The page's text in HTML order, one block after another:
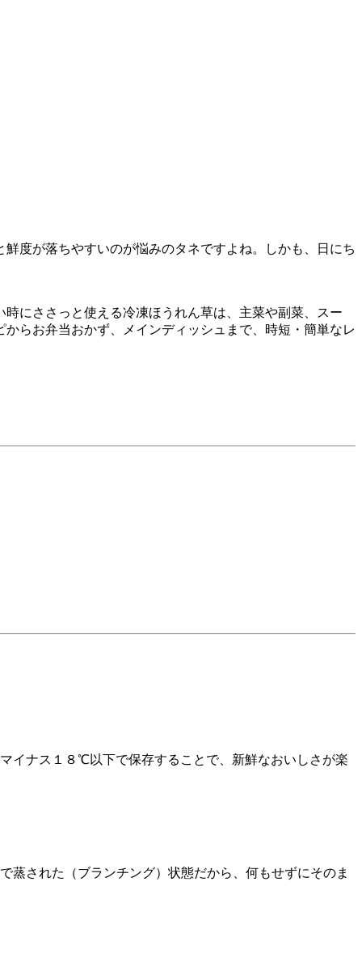
度が落ちやすいのが悩みのタネですよね。しかも、日にち
にささっと使える冷凍ほうれん草は、主菜や副菜、スー
らお弁当おかず、メインディッシュまで、時短・簡単なレ
イナス１８℃以下で保存することで、新鮮なおいしさが楽
蒸された（ブランチング）状態だから、何もせずにそのま